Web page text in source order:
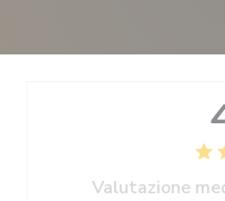
Valutazione